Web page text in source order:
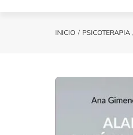
INICIO PSICOTERAPIA